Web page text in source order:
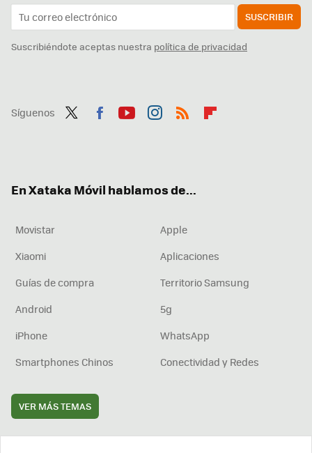
SUSCRIBIR
Suscribiéndote aceptas nuestra política de privacidad
Síguenos
En Xataka Móvil hablamos de...
Movistar
Apple
Xiaomi
Aplicaciones
Guías de compra
Territorio Samsung
Android
5g
iPhone
WhatsApp
Smartphones Chinos
Conectividad y Redes
VER MÁS TEMAS